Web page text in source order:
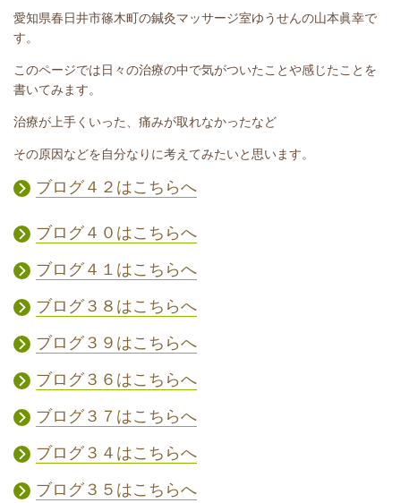
愛知県春日井市篠木町の鍼灸マッサージ室ゆうせんの山本眞幸で
す。
このページでは日々の治療の中で気がついたことや感じたことを
書いてみます。
治療が上手くいった、痛みが取れなかったなど
その原因などを自分なりに考えてみたいと思います。
ブログ４２はこちらへ
ブログ４０はこちらへ
ブログ４１はこちらへ
ブログ３８はこちらへ
ブログ３９はこちらへ
ブログ３６はこちらへ
ブログ３７はこちらへ
ブログ３４はこちらへ
ブログ３５はこちらへ